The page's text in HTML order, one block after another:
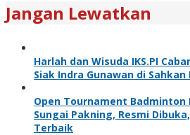
Jangan Lewatkan
Harlah dan Wisuda IKS.PI
Siak Indra Gunawan di Sahkan
Open Tournament Badminton
Sungai Pakning, Resmi
Terbaik